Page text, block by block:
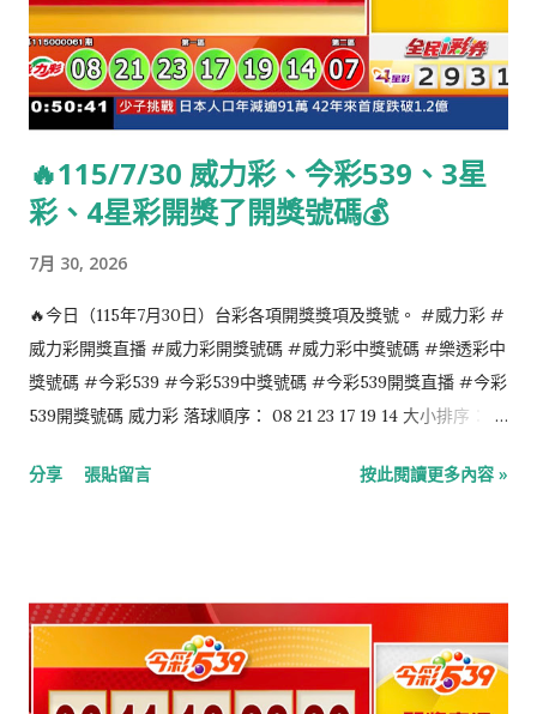
🔥115/7/30 威力彩、今彩539、3星
彩、4星彩開獎了開獎號碼💰
7月 30, 2026
🔥今日（115年7月30日）台彩各項開獎獎項及獎號。 #威力彩 #
威力彩開獎直播 #威力彩開獎號碼 #威力彩中獎號碼 #樂透彩中
獎號碼 #今彩539 #今彩539中獎號碼 #今彩539開獎直播 #今彩
539開獎號碼 威力彩 落球順序： 08 21 23 17 19 14 大小排序：
07 大小排序： 04 07 08 16 38 4星彩 2 9 3 1 3星彩 2 8 5
分享 張貼留言 按此閱讀更多內容 »